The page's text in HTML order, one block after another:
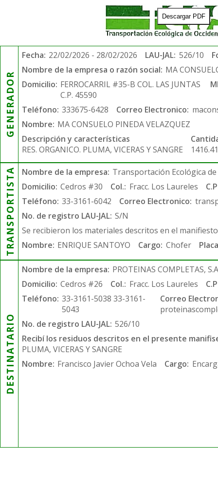
Descargar PDF
GENERADOR
Fecha: 22/02/2026 - 28/02/2026 LAU-JAL: 526/10
Nombre de la empresa o razón social: MA
Domicilio: FERROCARRIL #35-B COL. LAS JUNTAS
C.P. 45590
Teléfono: 333675-6428 Correo Electronico:
Nombre: MA CONSUELO PINEDA VELAZQUEZ
Descripción y características
RES. ORGANICO. PLUMA, VICERAS Y SANGRE
1416.41
TRANSPORTISTA Nombre de la empresa: Transportación Ecológica de
Domicilio: Cedros #30 Col.: Fracc. Los Laureles
Teléfono: 33-3161-6042 Correo Electronico:
No. de registro LAU-JAL: S/N
Se recibieron los materiales descritos en el
Nombre: ENRIQUE SANTOYO Cargo: Chofer
DESTINATARIO
Nombre de la empresa: PROTEINAS COMPLETAS,
Domicilio: Cedros #26 Col.: Fracc. Los Laureles
Teléfono: 33-3161-5038 33-3161-
5043
Correo
No. de registro LAU-JAL: 526/10
Recibí los residuos descritos en el presente
PLUMA, VICERAS Y SANGRE
Nombre: Francisco Javier Ochoa Vela Cargo: